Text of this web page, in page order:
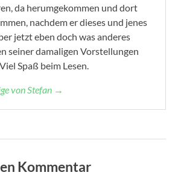
da herumgekommen und dort
nachdem er dieses und jenes
jetzt eben doch was anderes
seiner damaligen Vorstellungen
Spaß beim Lesen.
von Stefan →
Kommentar